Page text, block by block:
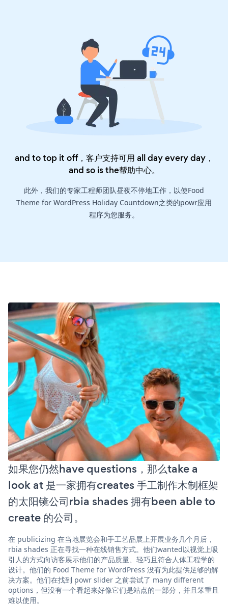
and to top it off，客户支持可用 all day every day，
and so is the帮助中心。
此外，我们的专家工程师团队昼夜不停地工作，以使Food
Theme for WordPress Holiday Countdown之类的powr应用
程序为您服务。
如果您仍然have questions，那么take a
look at 是一家拥有creates 手工制作木制框架
的太阳镜公司rbia shades 拥有been able to
create 的公司。
在 publicizing 在当地展览会和手工艺品展上开展业务几个月后，
rbia shades 正在寻找一种在线销售方式。他们wanted以视觉上吸
引人的方式向访客展示他们的产品质量、轻巧且符合人体工程学的
设计。他们的 Food Theme for WordPress 没有为此提供足够的解
决方案。他们在找到 powr slider 之前尝试了 many different
options，但没有一个看起来好像它们是站点的一部分，并且笨重且
难以使用。